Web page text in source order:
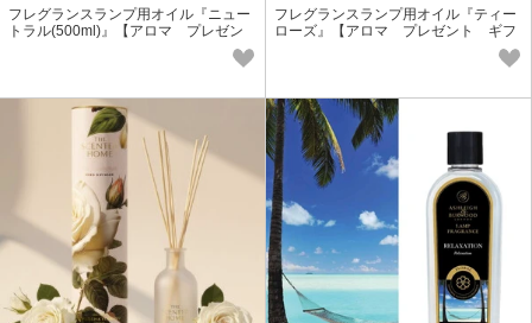
フレグランスランプ用オイル『ニュー
トラル(500ml)』【アロマ プレゼン
フレグランスランプ用オイル『ティー
ローズ』【アロマ プレゼント ギフ